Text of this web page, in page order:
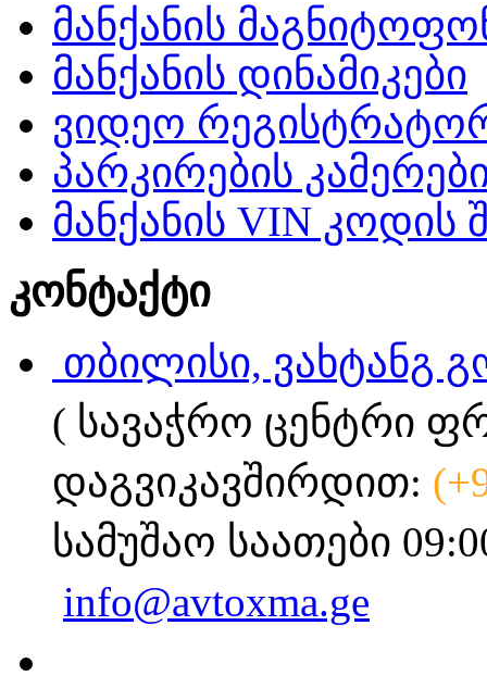
მანქანის
მანქანის დინამიკები
ვიდეო
პარკირების
მანქანის VIN კოდის
კონტაქტი
თბილისი, ვახტანგ
( სავაჭრო ცენტრი
დაგვიკავშირდით:
სამუშაო საათები
info@avtoxma.ge